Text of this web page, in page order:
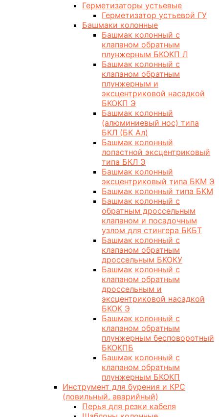
Герметизаторы устьевые
Герметизатор устьевой ГУ
Башмаки колонные
Башмак колонный с
клапаном обратным
плунжерным БКОКП Л
Башмак колонный с
клапаном обратным
плунжерным и
эксцентриковой насадкой
БКОКП Э
Башмак колонный
(алюминиевый нос) типа
БКЛ (БК Ал)
Башмак колонный
лопастной эксцентриковый
типа БКЛ Э
Башмак колонный
эксцентриковый типа БКМ Э
Башмак колонный типа БКМ
Башмак колонный с
обратным дроссельным
клапаном и посадочным
узлом для стингера БКБТ
Башмак колонный с
клапаном обратным
дроссельным БКОКУ
Башмак колонный с
клапаном обратным
дроссельным и
эксцентриковой насадкой
БКОК Э
Башмак колонный с
клапаном обратным
плунжерным бесповоротный
БКОКПБ
Башмак колонный с
клапаном обратным
плунжерным БКОКП
Инструмент для бурения и КРС
(ловильный, аварийный)
Перья для резки кабеля